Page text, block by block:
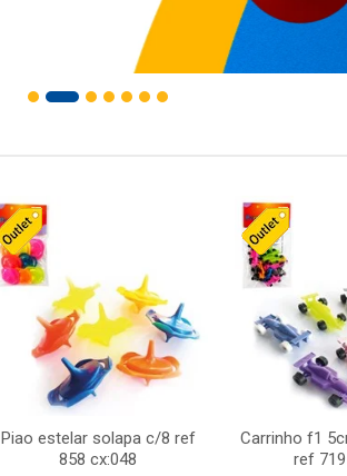
Piao estelar solapa c/8 ref
858 cx:048
Carrinho f1
ref